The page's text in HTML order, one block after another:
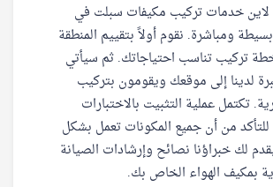
لاين خدمات تركيب مكيفات سبلت في
ومباشرة. نقوم أولاً بتقييم المنطقة
تركيب تناسب احتياجاتك. ثم سيأتي
لدينا إلى موقعك ويقومون بتركيب
تكتمل عملية التثبيت بالاختبارات
من أن جميع المكونات تعمل بشكل
لك خبراؤنا نصائح وإرشادات الصيانة
بمكيف الهواء الخاص بك.